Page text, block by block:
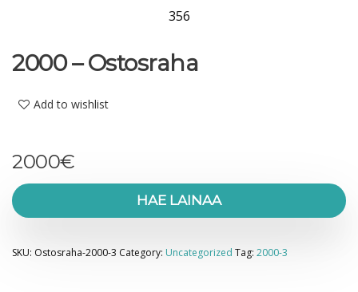
356
2000 – Ostosraha
Add to wishlist
2000€
HAE LAINAA
SKU: Ostosraha-2000-3 Category: Uncategorized Tag: 2000-3